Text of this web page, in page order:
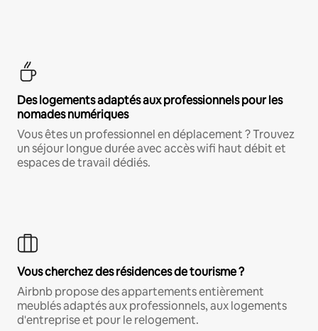
Des logements adaptés aux professionnels pour les
nomades numériques
Vous êtes un professionnel en déplacement ? Trouvez
un séjour longue durée avec accès wifi haut débit et
espaces de travail dédiés.
Vous cherchez des résidences de tourisme ?
Airbnb propose des appartements entièrement
meublés adaptés aux professionnels, aux logements
d'entreprise et pour le relogement.